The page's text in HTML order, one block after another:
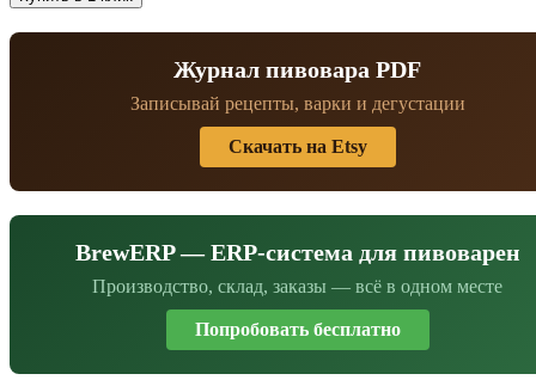
Журнал пивовара PDF
Записывай рецепты, варки и дегустации
Скачать на Etsy
BrewERP — ERP-система для пивоварен
Производство, склад, заказы — всё в одном месте
Попробовать бесплатно